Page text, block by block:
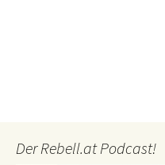
Der Rebell.at Podcast!